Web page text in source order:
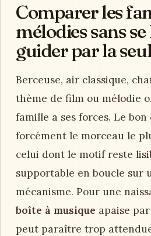
Comparer les
mélodies sans
guider par la
Berceuse, air classique,
thème de film ou mélodie
famille a ses forces. Le bon
forcément le morceau le
celui dont le motif reste
supportable en boucle sur
mécanisme. Pour une
boîte à musique apaise
peut paraître trop